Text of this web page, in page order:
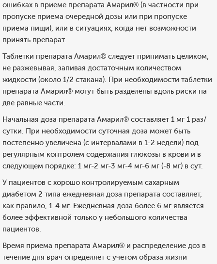
ошибках в приеме препарата Амарил® (в частности при
пропуске приема очередной дозы или при пропуске
приема пищи), или в ситуациях, когда нет возможности
принять препарат.
Таблетки препарата Амарил® следует принимать целиком,
не разжевывая, запивая достаточным количеством
жидкости (около 1/2 стакана). При необходимости таблетки
препарата Амарил® могут быть разделены вдоль риски на
две равные части.
Начальная доза препарата Амарил® составляет 1 мг 1 раз/
сутки. При необходимости суточная доза может быть
постепенно увеличена (с интервалами в 1-2 недели) под
регулярным контролем содержания глюкозы в крови и в
следующем порядке: 1 мг-2 мг-3 мг-4 мг-6 мг (-8 мг) в сут.
У пациентов с хорошо контролируемым сахарным
диабетом 2 типа ежедневная доза препарата составляет,
как правило, 1-4 мг. Ежедневная доза более 6 мг является
более эффективной только у небольшого количества
пациентов.
Время приема препарата Амарил® и распределение доз в
течение дня врач определяет с учетом образа жизни